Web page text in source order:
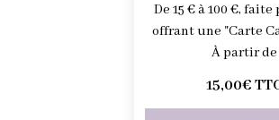
De 15 € à 100 €,
offrant une "Carte
À partir de
15,00€